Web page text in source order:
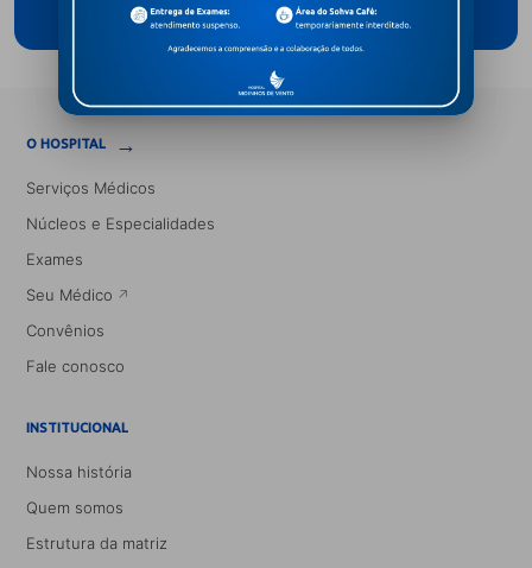
O HOSPITAL →
Serviços Médicos
Núcleos e Especialidades
Exames
Seu Médico
Convênios
Fale conosco
INSTITUCIONAL
Nossa história
Quem somos
Estrutura da matriz